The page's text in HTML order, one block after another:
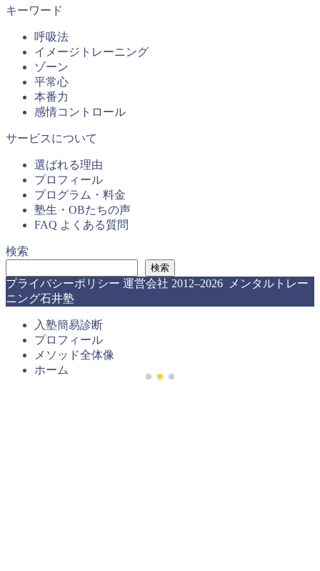
キーワード
呼吸法
イメージトレーニング
ゾーン
平常心
本番力
感情コントロール
サービスについて
選ばれる理由
プロフィール
プログラム・料金
塾生・OBたちの声
FAQ よくある質問
検索
検索
プライバシーポリシー 運営会社 2012–2026 メンタルトレー
ニング石井塾
入塾簡易診断
プロフィール
メソッド全体像
ホーム